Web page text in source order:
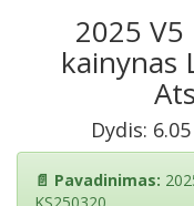
2025
kainynas
Dydis:
📄 Pavadinimas: